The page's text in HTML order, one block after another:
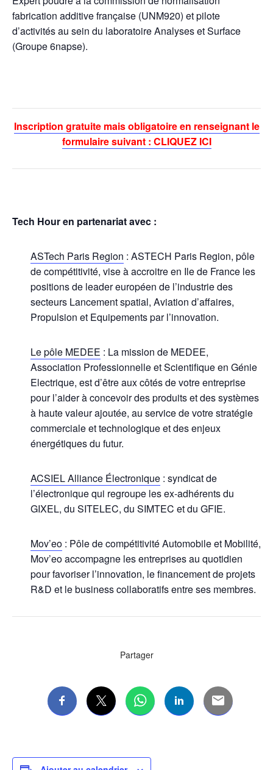
fabrication additive française (UNM920) et pilote
d’activités au sein du laboratoire Analyses et Surface
(Groupe 6napse).
Inscription gratuite mais obligatoire en renseignant le
formulaire suivant : CLIQUEZ ICI
Tech Hour en partenariat avec :
ASTech Paris Region : ASTECH Paris Region, pôle
de compétitivité, vise à accroitre en Ile de France les
positions de leader européen de l’industrie des
secteurs Lancement spatial, Aviation d’affaires,
Propulsion et Equipements par l’innovation.
Le pôle MEDEE : La mission de MEDEE,
Association Professionnelle et Scientifique en Génie
Electrique, est d’être aux côtés de votre entreprise
pour l’aider à concevoir des produits et des systèmes
à haute valeur ajoutée, au service de votre stratégie
commerciale et technologique et des enjeux
énergétiques du futur.
ACSIEL Alliance Électronique : syndicat de
l’électronique qui regroupe les ex-adhérents du
GIXEL, du SITELEC, du SIMTEC et du GFIE.
Mov’eo : Pôle de compétitivité Automobile et Mobilité,
Mov’eo accompagne les entreprises au quotidien
pour favoriser l’innovation, le financement de projets
R&D et le business collaboratifs entre ses membres.
Partager